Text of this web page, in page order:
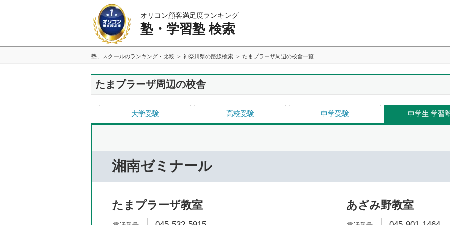
オリコン顧客満足度ランキング
塾・学習塾 検索
塾、スクールのランキング・比較 神奈川県の路線検索 たまプラーザ周辺の校舎一覧
たまプラーザ周辺の校舎
大学受験 高校受験 中学受験 中学生 学習
湘南ゼミナール
たまプラーザ教室 あざみ野教室